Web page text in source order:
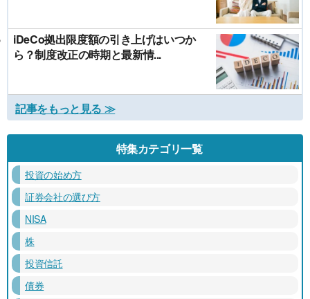
iDeCo拠出限度額の引き上げはいつか
ら？制度改正の時期と最新情...
記事をもっと見る ≫
特集カテゴリ一覧
投資の始め方
証券会社の選び方
NISA
株
投資信託
債券